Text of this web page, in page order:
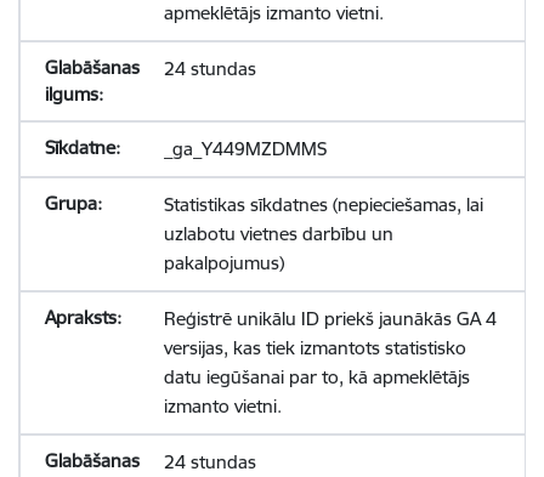
apmeklētājs izmanto vietni.
24 stundas
_ga_Y449MZDMMS
Statistikas sīkdatnes (nepieciešamas, lai
uzlabotu vietnes darbību un
pakalpojumus)
Reģistrē unikālu ID priekš jaunākās GA 4
versijas, kas tiek izmantots statistisko
datu iegūšanai par to, kā apmeklētājs
izmanto vietni.
24 stundas